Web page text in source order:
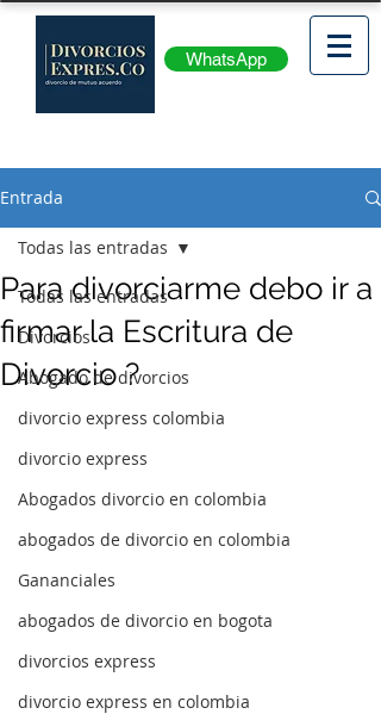
WhatsApp
Entrada
Todas las entradas
Divorcios
Abogado de divorcios
divorcio express colombia
divorcio express
Abogados divorcio en colombia
abogados de divorcio en colombia
Gananciales
abogados de divorcio en bogota
divorcios express
divorcio express en colombia
Todas las entradas
Para divorciarme debo ir a
firmar la Escritura de
Divorcio ?